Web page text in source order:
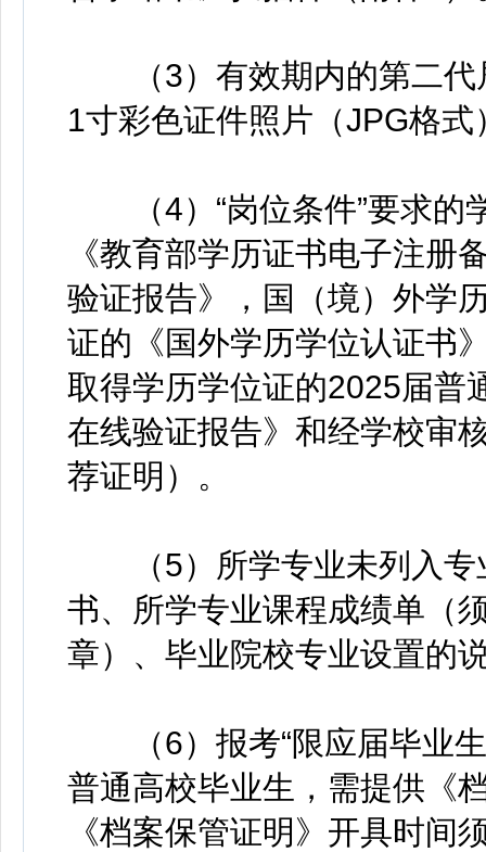
（3）有效期内的第二代
1寸彩色证件照片（JPG格式
（4）“岗位条件”要求的
《教育部学历证书电子注册
验证报告》，国（境）外学
证的《国外学历学位认证书
取得学历学位证的2025届普
在线验证报告》和经学校审
荐证明）。
（5）所学专业未列入专
书、所学专业课程成绩单（
章）、毕业院校专业设置的
（6）报考“限应届毕业生
普通高校毕业生，需提供《
《档案保管证明》开具时间